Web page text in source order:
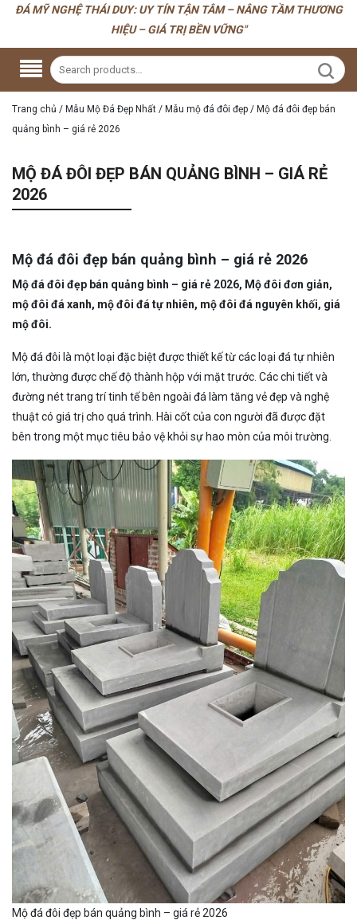
ĐÁ MỸ NGHỆ THÁI DUY: UY TÍN TẬN TÂM – NÂNG TẦM THƯƠNG
HIỆU – GIÁ TRỊ BỀN VỮNG"
Trang chủ / Mẫu Mộ Đá Đẹp Nhất / Mẫu mộ đá đôi đẹp / Mộ đá đôi đẹp bán
quảng bình – giá rẻ 2026
MỘ ĐÁ ĐÔI ĐẸP BÁN QUẢNG BÌNH – GIÁ RẺ
2026
Mộ đá đôi đẹp bán quảng bình – giá rẻ 2026
Mộ đá đôi đẹp bán quảng bình – giá rẻ 2026, Mộ đôi đơn giản,
mộ đôi đá xanh, mộ đôi đá tự nhiên, mộ đôi đá nguyên khối, giá
mộ đôi.
Mộ đá đôi là một loại đặc biệt được thiết kế từ các loại đá tự nhiên
lớn, thường được chế độ thành hộp với mặt trước. Các chi tiết và
đường nét trang trí tinh tế bên ngoài đá làm tăng vẻ đẹp và nghệ
thuật có giá trị cho quá trình. Hài cốt của con người đã được đặt
bên trong một mục tiêu bảo vệ khỏi sự hao mòn của môi trường.
Mộ đá đôi đẹp bán quảng bình – giá rẻ 2026